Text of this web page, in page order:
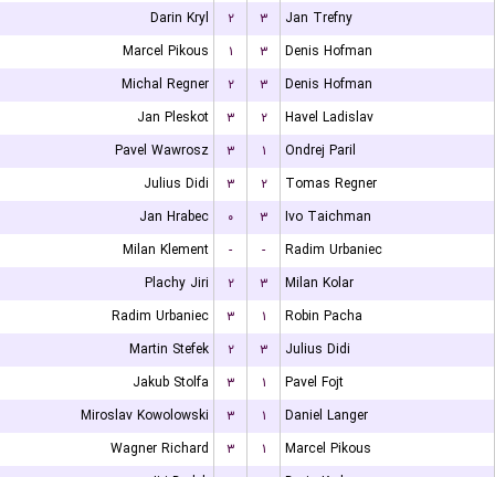
Darin Kryl
۲ ۳
Jan Trefny
Marcel Pikous
۱ ۳
Denis Hofman
Michal Regner
۲ ۳
Denis Hofman
Jan Pleskot
۳ ۲
Havel Ladislav
Pavel Wawrosz
۳ ۱
Ondrej Paril
Julius Didi
۳ ۲
Tomas Regner
Jan Hrabec
۰ ۳
Ivo Taichman
Milan Klement
- -
Radim Urbaniec
Plachy Jiri
۲ ۳
Milan Kolar
Radim Urbaniec
۳ ۱
Robin Pacha
Martin Stefek
۲ ۳
Julius Didi
Jakub Stolfa
۳ ۱
Pavel Fojt
Miroslav Kowolowski
۳ ۱
Daniel Langer
Wagner Richard
۳ ۱
Marcel Pikous